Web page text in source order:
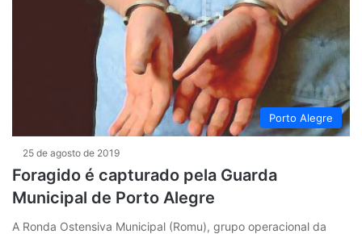
Porto Alegre
25 de agosto de 2019
Foragido é capturado pela Guarda
Municipal de Porto Alegre
A Ronda Ostensiva Municipal (Romu), grupo operacional da